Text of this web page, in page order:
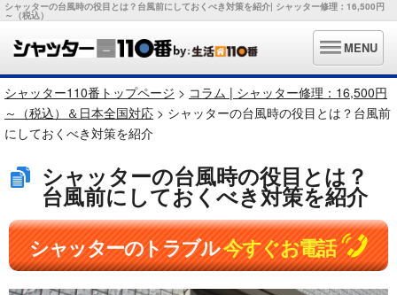
シャッターの台風時の役目とは？台風前にしておくべき対策を紹介| シャッター修理：16,500円
～（税込）
MENU
シャッター110番トップページ > コラム | シャッター修理：16,500円
～（税込）＆日本全国対応 > シャッターの台風時の役目とは？台風前
にしておくべき対策を紹介
シャッターの台風時の役目とは？
台風前にしておくべき対策を紹介
シャッターのトラブル今すぐお電話